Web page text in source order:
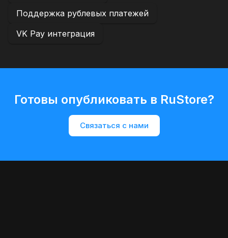
Поддержка рублевых платежей
VK Pay интеграция
Готовы опубликовать в RuStore?
Связаться с нами